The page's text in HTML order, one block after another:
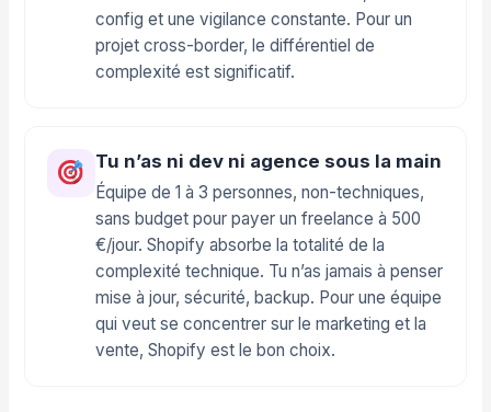
config et une vigilance constante. Pour un
projet cross-border, le différentiel de
complexité est significatif.
Tu n’as ni dev ni agence sous la main
Équipe de 1 à 3 personnes, non-techniques,
sans budget pour payer un freelance à 500
€/jour. Shopify absorbe la totalité de la
complexité technique. Tu n’as jamais à penser
mise à jour, sécurité, backup. Pour une équipe
qui veut se concentrer sur le marketing et la
vente, Shopify est le bon choix.